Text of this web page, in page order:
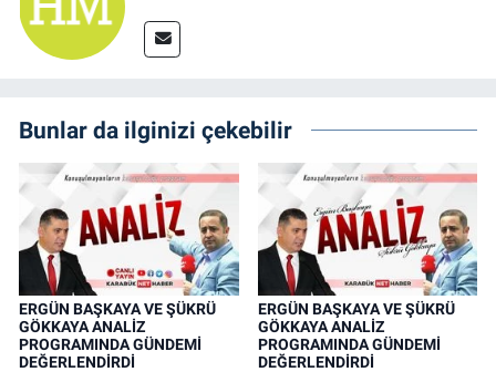
Bunlar da ilginizi çekebilir
ERGÜN BAŞKAYA VE ŞÜKRÜ
GÖKKAYA ANALİZ
PROGRAMINDA GÜNDEMİ
DEĞERLENDİRDİ
ERGÜN BAŞKAYA VE ŞÜKRÜ
GÖKKAYA ANALİZ
PROGRAMINDA GÜNDEMİ
DEĞERLENDİRDİ